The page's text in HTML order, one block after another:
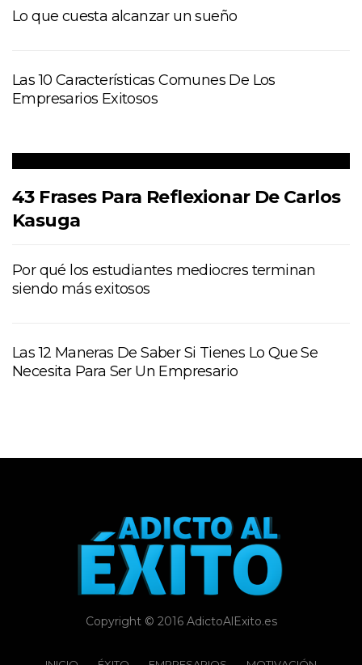
Lo que cuesta alcanzar un sueño
Las 10 Características Comunes De Los
Empresarios Exitosos
43 Frases Para Reflexionar De Carlos
Kasuga
Por qué los estudiantes mediocres terminan
siendo más exitosos
Las 12 Maneras De Saber Si Tienes Lo Que Se
Necesita Para Ser Un Empresario
Copyright © 2016 AdictoAlExito.es